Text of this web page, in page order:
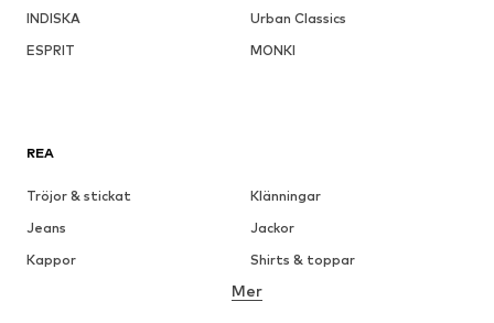
INDISKA
Urban Classics
ESPRIT
MONKI
REA
Tröjor & stickat
Klänningar
Jeans
Jackor
Kappor
Shirts & toppar
Underkläder
Mer